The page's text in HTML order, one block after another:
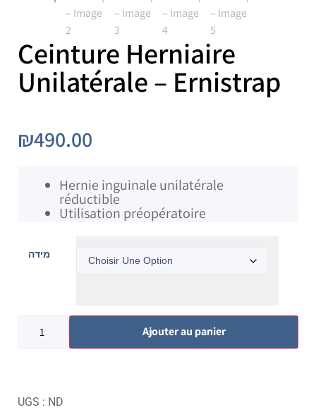
Ceinture Herniaire
Unilatérale – Ernistrap
₪490.00
Hernie inguinale unilatérale
réductible
Utilisation préopératoire
מידה
Ajouter au panier
UGS : ND